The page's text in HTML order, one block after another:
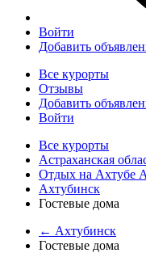
Войти
Добавить
Все курорты
Отзывы
Добавить
Войти
Все курорты
Астраханская
Отдых на Ахтубе
Ахтубинск
Гостевые дома
← Ахтубинск
Гостевые дома